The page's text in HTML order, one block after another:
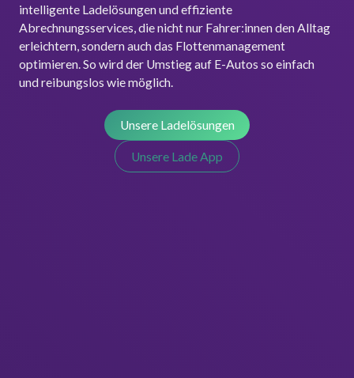
intelligente Ladelösungen und effiziente
Abrechnungsservices, die nicht nur Fahrer:innen den Alltag
erleichtern, sondern auch das Flottenmanagement
optimieren. So wird der Umstieg auf E-Autos so einfach
und reibungslos wie möglich.
Unsere Ladelösungen
Unsere Lade App